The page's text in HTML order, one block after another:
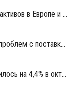
Sabic заключила две сделки по продаже активов в Европе и Америке
Цены ПВД в США и Азии растут на фоне проблем с поставками
Производство ПВД в США и Канаде снизилось на 4,4% в октябре